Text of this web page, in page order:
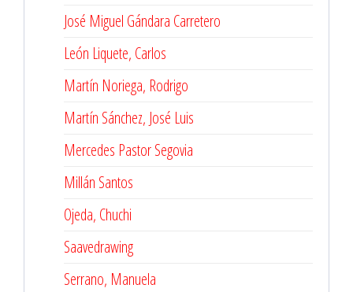
José Miguel Gándara Carretero
León Liquete, Carlos
Martín Noriega, Rodrigo
Martín Sánchez, José Luis
Mercedes Pastor Segovia
Millán Santos
Ojeda, Chuchi
Saavedrawing
Serrano, Manuela